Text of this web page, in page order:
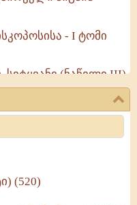
- I ტომი
სიტყვანი (ნაწილი III)
რჩევები
- II ტომი
(520)